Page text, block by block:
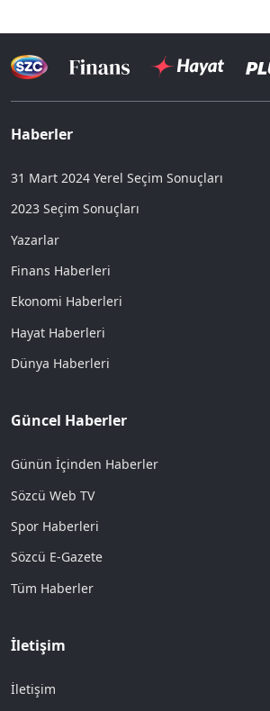
Haberler
31 Mart 2024 Yerel Seçim Sonuçları
2023 Seçim Sonuçları
Yazarlar
Finans Haberleri
Ekonomi Haberleri
Hayat Haberleri
Dünya Haberleri
Güncel Haberler
Günün İçinden Haberler
Sözcü Web TV
Spor Haberleri
Sözcü E-Gazete
Tüm Haberler
İletişim
İletişim